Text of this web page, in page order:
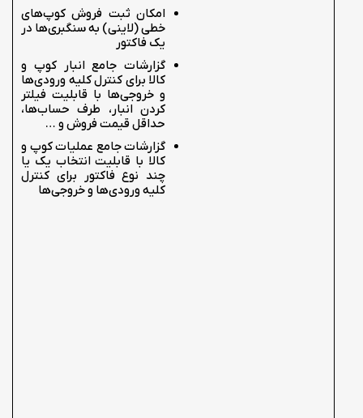
امکان ثبت فروش کوپ‌های
خطی (لاینی) به سنگبری‌ها در
یک فاکتور
گزارشات جامع انبار کوپ و
کالا برای کنترل کلیه ورودی‌ها
و خروجی‌ها با قابلیت فیلتر
کردن انبار، طرف حساب‌ها،
حداقل قیمت فروش و …
گزارشات جامع عملیات کوپ و
کالا با قابلیت انتخاب یک یا
چند نوع فاکتور برای کنترل
کلیه ورودی‌ها و خروجی‌ها